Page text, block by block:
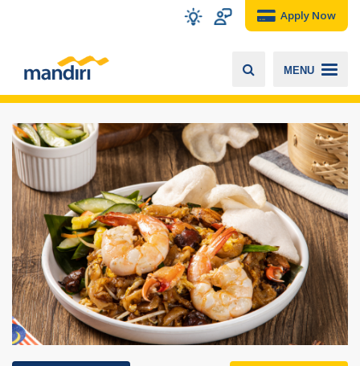
Apply Now
MENU